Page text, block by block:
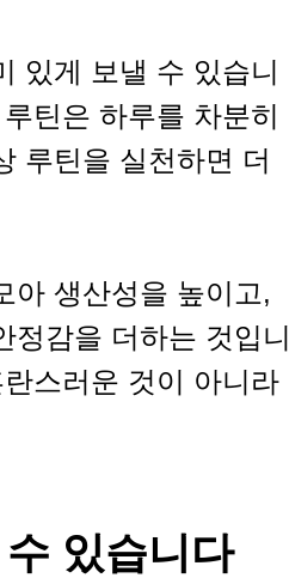
있게 보낼 수 있습니
틴은 하루를 차분히
루틴을 실천하면 더
아 생산성을 높이고,
정감을 더하는 것입니
스러운 것이 아니라
있습니다